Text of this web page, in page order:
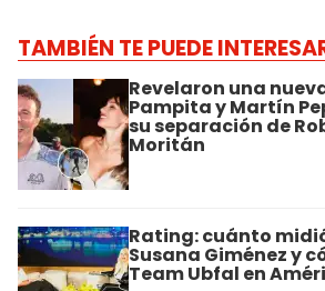
TAMBIÉN TE PUEDE
Revelaron una
Pampita y Martín
su separación de
Moritán
Rating: cuánto
Susana Giménez y
Team Ubfal en